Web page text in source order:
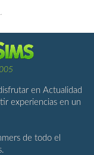
en Actualidad
experiencias en un
de todo el